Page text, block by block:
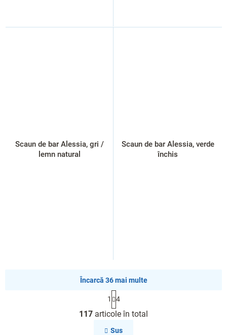
Scaun de bar Alessia, gri /
lemn natural
Scaun de bar Alessia, verde
închis
C
o
n
Încarcă 36 mai multe
P
a
g
i
n
1 4
117 articole în total
Sus